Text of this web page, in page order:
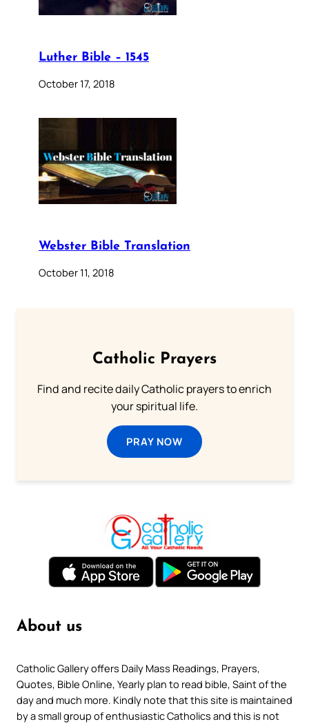
Luther Bible – 1545
October 17, 2018
Webster Bible Translation
October 11, 2018
Catholic Prayers
Find and recite daily Catholic prayers to enrich
your spiritual life.
PRAY NOW
About us
Catholic Gallery offers Daily Mass Readings, Prayers,
Quotes, Bible Online, Yearly plan to read bible, Saint of the
day and much more. Kindly note that this site is maintained
by a small group of enthusiastic Catholics and this is not